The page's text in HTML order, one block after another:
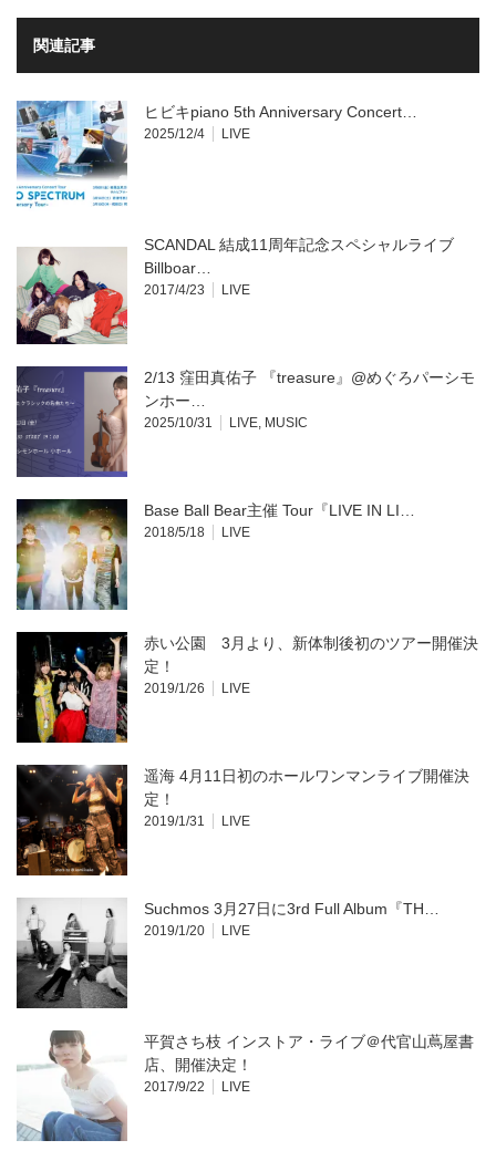
(新
い
ウ
ウ
で
開
き
ま
す)
ッ
い
(新
し
い
ウ
ィ
ン
ド
関連記事
ヒビキpiano 5th Anniversary Concert…
2025/12/4 LIVE
SCANDAL 結成11周年記念スペシャルライブ
Billboar…
2017/4/23 LIVE
2/13 窪田真佑子 『treasure』@めぐろパーシモ
ンホー…
2025/10/31 LIVE, MUSIC
Base Ball Bear主催 Tour『LIVE IN LI…
2018/5/18 LIVE
赤い公園 3月より、新体制後初のツアー開催決
定！
2019/1/26 LIVE
遥海 4月11日初のホールワンマンライブ開催決
定！
2019/1/31 LIVE
Suchmos 3月27日に3rd Full Album『TH…
2019/1/20 LIVE
平賀さち枝 インストア・ライブ＠代官山蔦屋書
店、開催決定！
2017/9/22 LIVE